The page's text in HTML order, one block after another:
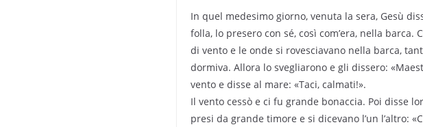
In quel medesimo giorno, venuta la sera, Gesù
folla, lo presero con sé, così com’era, nella
di vento e le onde si rovesciavano nella barca,
dormiva. Allora lo svegliarono e gli dissero:
vento e disse al mare: «Taci, calmati!».
Il vento cessò e ci fu grande bonaccia. Poi disse
presi da grande timore e si dicevano l’un l’altro: